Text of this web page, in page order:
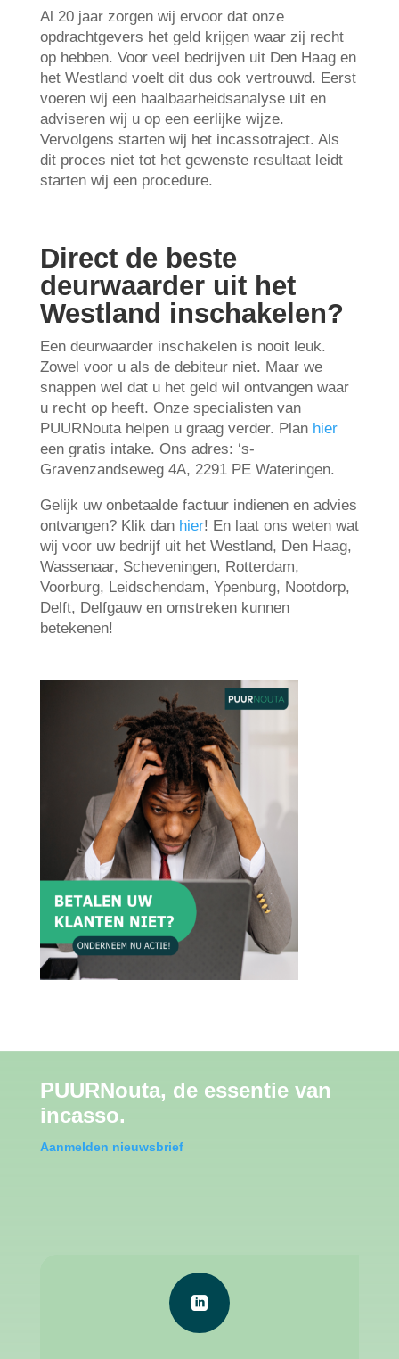
Al 20 jaar zorgen wij ervoor dat onze
opdrachtgevers het geld krijgen waar zij recht
op hebben. Voor veel bedrijven uit Den Haag en
het Westland voelt dit dus ook vertrouwd. Eerst
voeren wij een haalbaarheidsanalyse uit en
adviseren wij u op een eerlijke wijze.
Vervolgens starten wij het incassotraject. Als
dit proces niet tot het gewenste resultaat leidt
starten wij een procedure.
Direct de beste
deurwaarder uit het
Westland inschakelen?
Een deurwaarder inschakelen is nooit leuk.
Zowel voor u als de debiteur niet. Maar we
snappen wel dat u het geld wil ontvangen waar
u recht op heeft. Onze specialisten van
PUURNouta helpen u graag verder. Plan hier
een gratis intake. Ons adres: ‘s-
Gravenzandseweg 4A, 2291 PE Wateringen.
Gelijk uw onbetaalde factuur indienen en advies
ontvangen? Klik dan hier! En laat ons weten wat
wij voor uw bedrijf uit het Westland, Den Haag,
Wassenaar, Scheveningen, Rotterdam,
Voorburg, Leidschendam, Ypenburg, Nootdorp,
Delft, Delfgauw en omstreken kunnen
betekenen!
PUURNouta, de essentie van
incasso.
Aanmelden nieuwsbrief
